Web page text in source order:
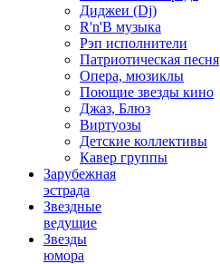
Диджеи (Dj)
R'n'B музыка
Рэп исполнители
Патриотическая песня
Опера, мюзиклы
Поющие звезды кино
Джаз, Блюз
Виртуозы
Детские коллективы
Кавер группы
Зарубежная
эстрада
Звездные
ведущие
Звезды
юмора